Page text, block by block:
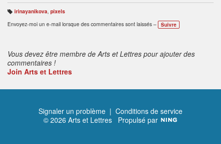
B
ali
s
irinayanikova, pixels
Envoyez-moi un e-mail lorsque des commentaires sont laissés –
Suivre
Vous devez être membre de Arts et Lettres pour ajouter des
commentaires !
Join Arts et Lettres
Signaler un problème | Conditions de service
© 2026 Arts et Lettres Propulsé par